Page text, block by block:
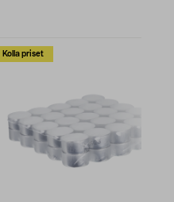
Kolla priset